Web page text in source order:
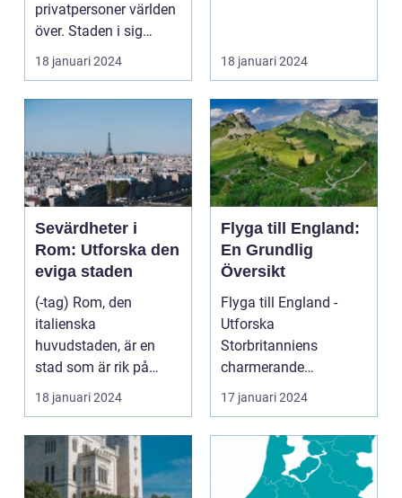
privatpersoner världen
över. Staden i sig
bjuder på e...
18 januari 2024 18 januari 2024
Sevärdheter i
Rom: Utforska den
eviga staden
(-tag) Rom, den
italienska
huvudstaden, är en
stad som är rik på
historia, kultur och
vackra sevärd...
18 januari 2024
Flyga till England:
En Grundlig
Översikt
Flyga till England -
Utforska
Storbritanniens
charmerande
destinationer
Övergripande
introduktion ...
17 januari 2024